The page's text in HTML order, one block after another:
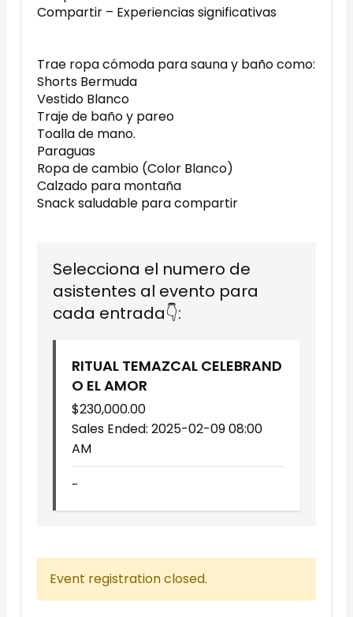
Compartir – Experiencias significativas
Trae ropa cómoda para sauna y baño como:
Shorts Bermuda
Vestido Blanco
Traje de baño y pareo
Toalla de mano.
Paraguas
Ropa de cambio (Color Blanco)
Calzado para montaña
Snack saludable para compartir
Selecciona el numero de
asistentes al evento para
cada entrada👇:
RITUAL TEMAZCAL CELEBRAND
O EL AMOR
$230,000.00
Sales Ended:2025-02-09 08:00
AM
-
Event registration closed.